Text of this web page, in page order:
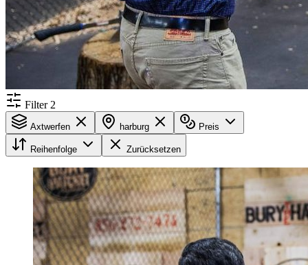
Filter 2
Axtwerfen harburg Preis
Reihenfolge Zurücksetzen